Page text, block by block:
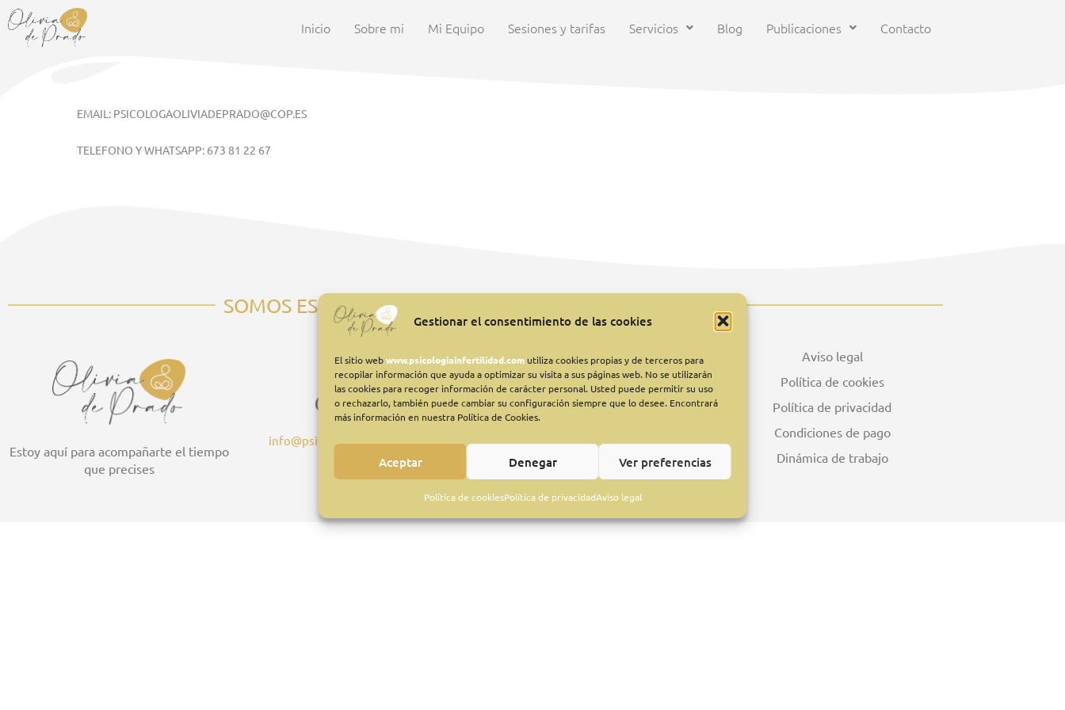
Gestionar el consentimiento de las cookies
El sitio webwww.psicologiainfertilidad.com utiliza cookies propias y de terceros para
recopilar información que ayuda a optimizar su visita a sus páginas web. No se utilizarán
las cookies para recoger información de carácter personal. Usted puede permitir su uso
o rechazarlo, también puede cambiar su configuración siempre que lo desee. Encontrará
más información en nuestra Política de Cookies.
Aceptar Denegar Ver preferencias
Política de cookiesPolítica de privacidadAviso legal
contenido
Inicio Sobre mi Mi Equipo Sesiones y tarifas Servicios Blog Publicaciones Contacto
EMAIL: PSICOLOGAOLIVIADEPRADO@COP.ES
TELEFONO Y WHATSAPP: 673 81 22 67
SOMOS ESPECIALISTAS EN PSICOLOGÍA REPRODUCTIVA
Estoy aquí para acompañarte el tiempo
que precises
Contacto
info@psicologiainfertilidad.com
Sígueme
@psicologaoliviadeprado
Aviso legal
Política de cookies
Política de privacidad
Condiciones de pago
Dinámica de trabajo